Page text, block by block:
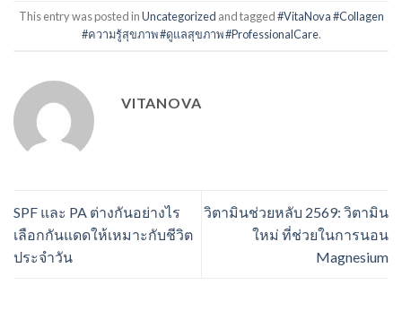
This entry was posted inUncategorized and tagged#VitaNova #Collagen
#ความรู้สุขภาพ #ดูแลสุขภาพ #ProfessionalCare.
VITANOVA
SPF และ PA ต่างกันอย่างไร
เลือกกันแดดให้เหมาะกับชีวิต
ประจำวัน
วิตามินช่วยหลับ 2569: วิตามิน
ใหม่ ที่ช่วยในการนอน
Magnesium